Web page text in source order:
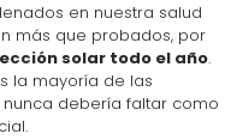
en nuestra salud
más que probados, por
solar todo el año.
la mayoría de las
debería faltar como